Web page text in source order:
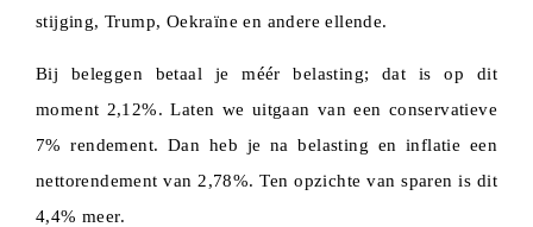
stijging, Trump, Oekraïne en andere ellende.
Bij beleggen betaal je méér belasting; dat is op dit
moment 2,12%. Laten we uitgaan van een conservatieve
7% rendement. Dan heb je na belasting en inflatie een
nettorendement van 2,78%. Ten opzichte van sparen is dit
4,4% meer.